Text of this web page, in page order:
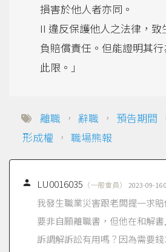
損害於他人者亦同。
II 違反保護他人之法律，致
負賠償責任。但能證明其
此限。」
離職 ， 辭職 ， 預告期間
形成權 ， 職場熊報
 LU0016035 （一般會員） 2023-09-16
我發生職業災害跟老闆提一求
要非自願離職書，但他在和解
訴調解訴訟有用嗎？因為需要錢